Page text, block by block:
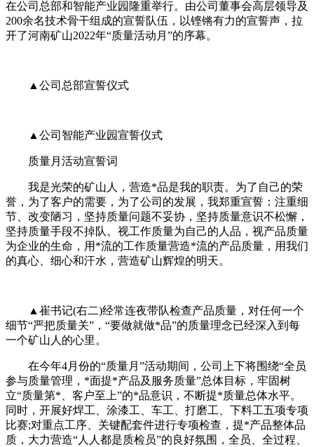
在公司总部和智能产业园隆重举行。由公司董事会高层领导及
200余名技术骨干组成的宣誓队伍，以铿锵有力的宣誓声，拉
开了河南矿山2022年“质量活动月”的序幕。
▲公司总部宣誓仪式
▲公司智能产业园宣誓仪式
质量月活动宣誓词
我是光荣的矿山人，营造*品是我的职责。为了自己的荣
誉，为了客户的需要，为了公司的发展，我郑重宣誓：注重细
节、改变陋习，坚持质量问题不妥协，坚持质量意识不松懈，
坚持质量手段不掉队。视工作质量为自己的人品，视产品质量
为企业的生命，用*流的工作质量营造*流的产品质量，用我们
的真心、细心和汗水，营造矿山辉煌的明天。
▲崔书记(右二)经常连夜带队检查产品质量，对任何一个
细节“严把质量关”，“要做就做*品”的质量理念已经深入到每
一个矿山人的心里。
在今年4月份的“质量月”活动期间，公司上下将围绕“全员
参与质量管理，*面提*产品及服务质量”总体目标，牢固树
立“质量第*、客户至上”的*品意识，不断提*质量总体水平。
同时，开展好焊工、涂漆工、车工、打磨工、下料工五项专项
比赛;对重点工序、关键配套件进行专项检查，提*产品整体品
质，大力营造“人人都是质检员”的良好氛围，全员、全过程、